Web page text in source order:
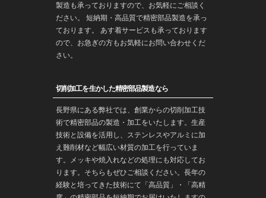
製造 も承っておりますので、お気軽にご相談く
ださい。 短納期・高品質で精密部品製造を承っ
ております。 あす着サービスも承っております
ので、お急ぎの方もお気軽にお問い合わせくだ
さい。
切削加工を生かした精密部品製造なら
長野県にある弊社では、創業からの切削加工技
術で精密部品の製造・ 加工をいたします。生産
技術と設備を活用し、ステンレスやアルミに加
え難削材など幅広い材質の加工を行っていま
す。メッキや焼入れなどの処理にも対応してお
ります。そちらもぜひご相談ください。長年の
経験と培ってきた技術にて「高品質」・「高精